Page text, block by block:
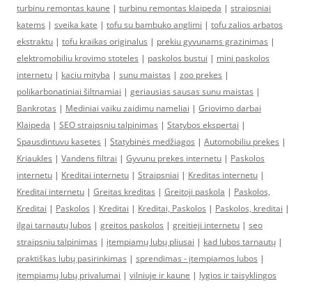
turbinu remontas kaune | turbinu remontas klaipeda | straipsniai
katems | sveika kate | tofu su bambuko anglimi | tofu zalios arbatos
ekstraktu | tofu kraikas originalus | prekiu gyvunams grazinimas |
elektromobiliu krovimo stoteles | paskolos bustui | mini paskolos
internetu | kaciu mityba | sunu maistas | zoo prekes |
polikarbonatiniai šiltnamiai | geriausias sausas sunu maistas |
Bankrotas | Mediniai vaiku zaidimu nameliai | Griovimo darbai
Klaipeda | SEO straipsniu talpinimas | Statybos ekspertai |
Spausdintuvu kasetes | Statybinės medžiagos | Automobiliu prekes |
Kriaukles | Vandens filtrai | Gyvunu prekes internetu | Paskolos
internetu | Kreditai internetu | Straipsniai | Kreditas internetu |
Kreditai internetu | Greitas kreditas | Greitoji paskola | Paskolos,
Kreditai | Paskolos | Kreditai | Kreditai, Paskolos | Paskolos, kreditai |
ilgai tarnautų lubos | greitos paskolos | greitieji internetu | seo
straipsniu talpinimas | įtempiamų lubų pliusai | kad lubos tarnautų |
praktiškas lubų pasirinkimas | sprendimas - įtempiamos lubos |
įtempiamų lubų privalumai | vilniuje ir kaune | lygios ir taisyklingos